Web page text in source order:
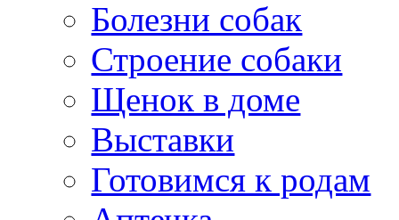
Болезни собак
Строение собаки
Щенок в доме
Выставки
Готовимся к родам